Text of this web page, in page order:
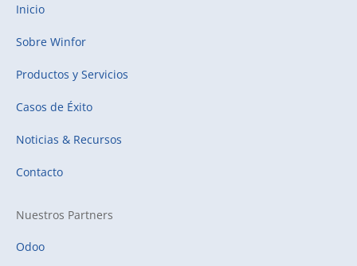
Inicio
Sobre Winfor
Productos y Servicios
Casos de Éxito
Noticias & Recursos
Contacto
Nuestros Partners
Odoo